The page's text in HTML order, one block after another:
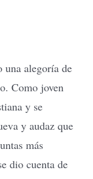
una alegoría de
Como joven
y se
y audaz que
más
dio cuenta de